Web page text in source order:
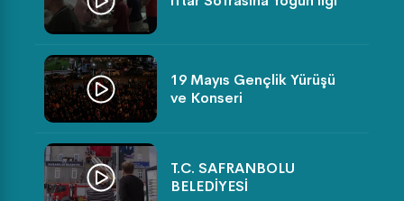
19 Mayıs Gençlik Yürüşü
ve Konseri
T.C. SAFRANBOLU
BELEDİYESİ